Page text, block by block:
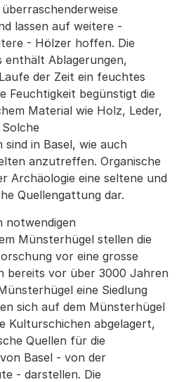
lassen auf weitere -
- Hölzer hoffen. Die
enthält Ablagerungen,
der Zeit ein feuchtes
Feuchtigkeit begünstigt die
Material wie Holz, Leder,
in Basel, wie auch
anzutreffen. Organische
Archäologie eine seltene und
Quellengattung dar.
notwendigen
Münsterhügel stellen die
vor eine grosse
bereits vor über 3000 Jahren
eine Siedlung
sich auf dem Münsterhügel
Kulturschichen abgelagert,
Quellen für die
Basel - von der
- darstellen. Die